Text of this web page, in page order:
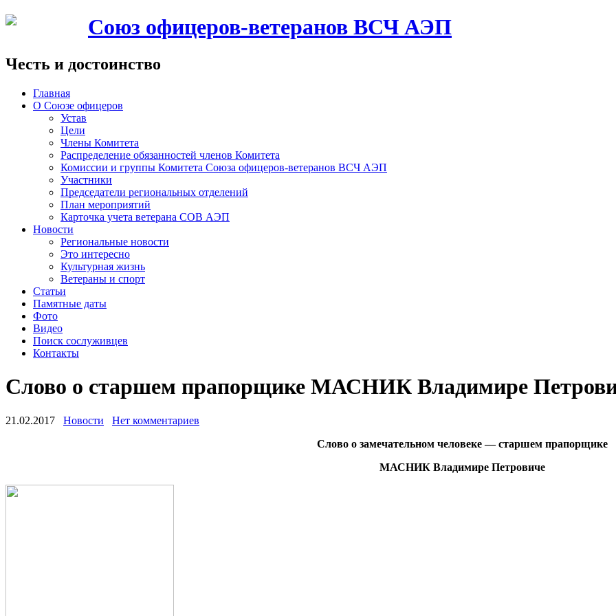
Союз офицеров-ветеранов ВСЧ АЭП
Честь и достоинство
Главная
О Союзе офицеров
Устав
Цели
Члены Комитета
Распределение обязанностей членов Комитета
Комиссии и группы Комитета Союза офицеров-ветеранов ВСЧ АЭП
Участники
Председатели региональных отделений
План мероприятий
Карточка учета ветерана CОВ АЭП
Новости
Региональные новости
Это интересно
Культурная жизнь
Ветераны и спорт
Статьи
Памятные даты
Фото
Видео
Поиск сослуживцев
Контакты
Слово о старшем прапорщике МАСНИК Владимире
21.02.2017 Новости
Нет комментариев
Слово о замечательном человеке — старшем прапорщике
МАСНИК Владимире Петровиче